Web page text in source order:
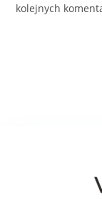
kolejnych